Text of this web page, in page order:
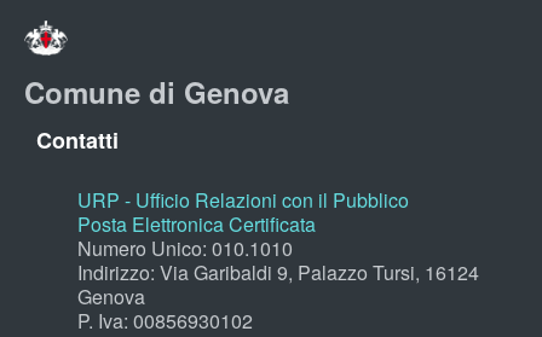
Comune di Genova
Contatti
URP - Ufficio Relazioni con il Pubblico
Posta Elettronica Certificata
Numero Unico: 010.1010
Indirizzo: Via Garibaldi 9, Palazzo Tursi, 16124
Genova
P. Iva: 00856930102